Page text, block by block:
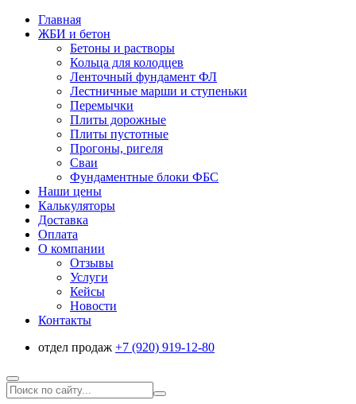
Главная
ЖБИ и бетон
Бетоны и растворы
Кольца для колодцев
Ленточный фундамент ФЛ
Лестничные марши и ступеньки
Перемычки
Плиты дорожные
Плиты пустотные
Прогоны, ригеля
Сваи
Фундаментные блоки ФБС
Наши цены
Калькуляторы
Доставка
Оплата
О компании
Отзывы
Услуги
Кейсы
Новости
Контакты
отдел продаж +7 (920) 919-12-80